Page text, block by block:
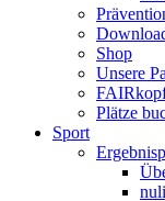
Shop
Unsere
Plätze
Sport